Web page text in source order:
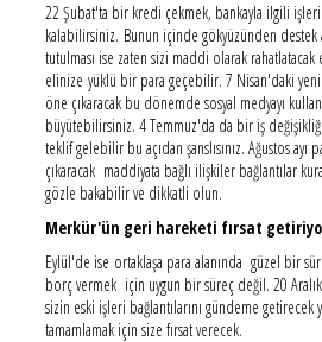
22 Şubat'ta bir kredi çekmek, bankayla ilgili
kalabilirsiniz. Bunun içinde gökyüzünden
tutulması ise zaten sizi maddi olarak
elinize yüklü bir para geçebilir. 7 Nisan'daki yeni
öne çıkaracak bu dönemde sosyal medyayı
büyütebilirsiniz. 4 Temmuz'da da bir iş
teklif gelebilir bu açıdan şanslısınız. Ağustos
çıkaracak maddiyata bağlı ilişkiler bağlantılar
gözle bakabilir ve dikkatli olun.
Merkür'ün geri hareketi fırsat
Eylül'de ise ortaklaşa para alanında güzel bir
borç vermek için uygun bir süreç değil. 20
sizin eski işleri bağlantılarını gündeme getirecek
tamamlamak için size fırsat verecek.